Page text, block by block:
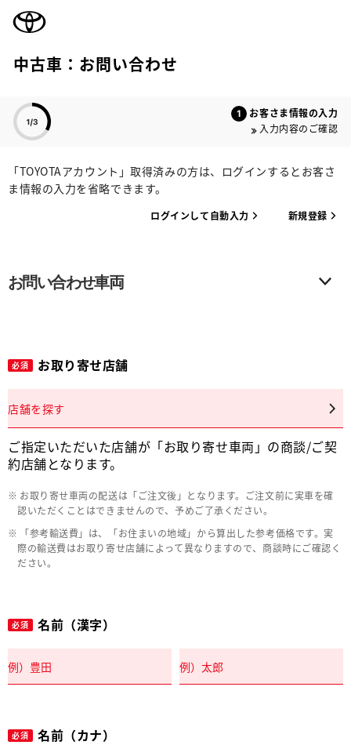
中古車：お問い合わせ
お客さま情報の入力
入力内容のご確認
「TOYOTAアカウント」取得済みの方は、ログインするとお客さ
ま情報の入力を省略できます。
ログインして自動入力 新規登録
お問い合わせ車両
必須 お取り寄せ店舗
店舗を探す
ご指定いただいた店舗が「お取り寄せ車両」の商談/ご契
約店舗となります。
お取り寄せ車両の配送は「ご注文後」となります。ご注文前に実車を確
認いただくことはできませんので、予めご了承ください。
「参考輸送費」は、「お住まいの地域」から算出した参考価格です。実
際の輸送費はお取り寄せ店舗によって異なりますので、商談時にご確認く
ださい。
必須 名前（漢字）
必須 名前（カナ）